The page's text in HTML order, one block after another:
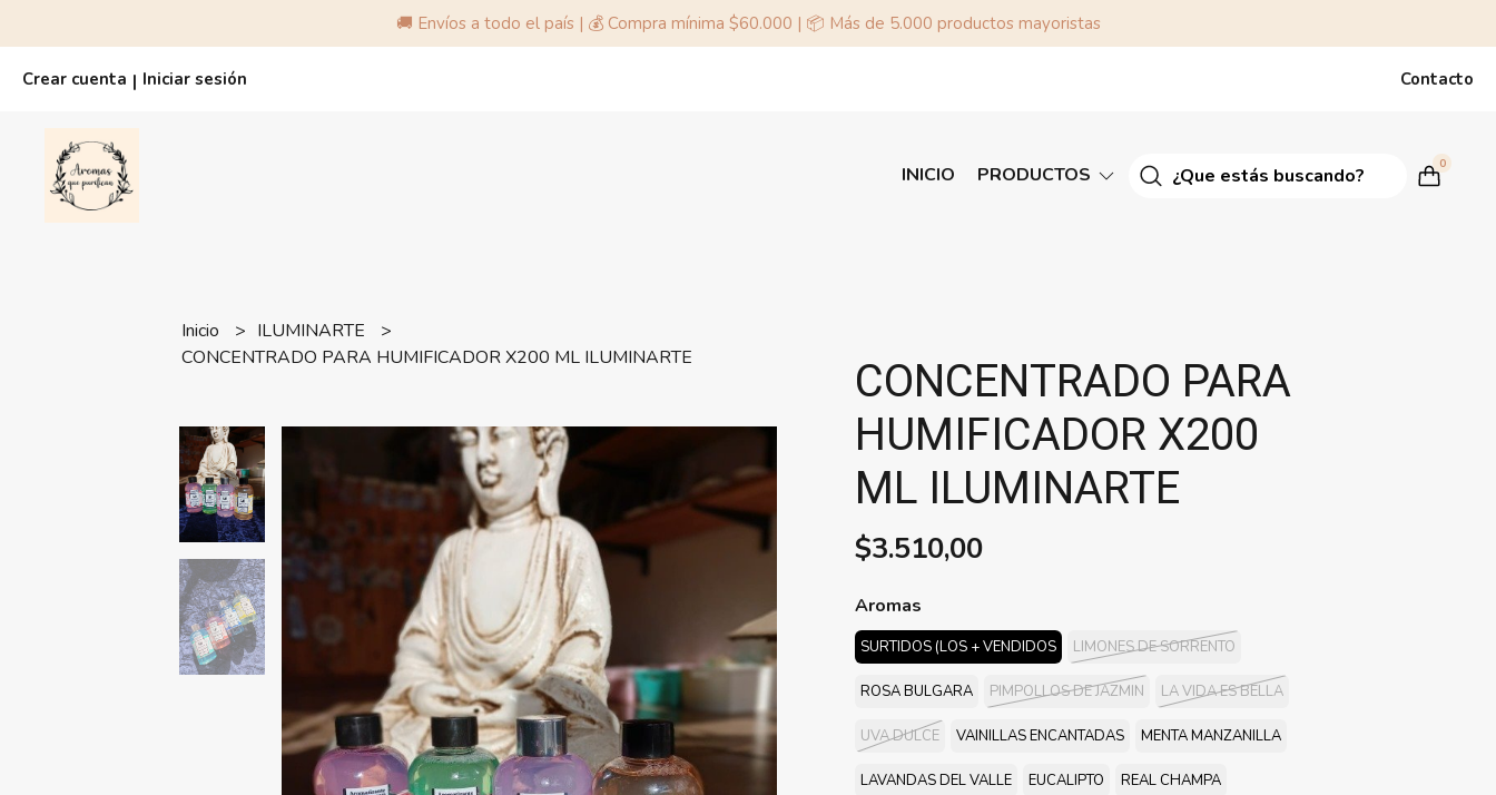
🚚 Envíos a todo el país | 💰 Compra mínima $60.000 | 📦 Más de 5.000 productos mayoristas
Crear cuenta | Iniciar sesión Contacto
INICIO PRODUCTOS 0
Inicio
ILUMINARTE
CONCENTRADO PARA HUMIFICADOR X200 ML ILUMINARTE
CONCENTRADO PARA
HUMIFICADOR X200
ML ILUMINARTE
$3.510,00
Aromas
SURTIDOS (LOS + VENDIDOS LIMONES DE SORRENTO
ROSA BULGARA PIMPOLLOS DE JAZMIN LA VIDA ES BELLA
UVA DULCE VAINILLAS ENCANTADAS MENTA MANZANILLA
LAVANDAS DEL VALLE EUCALIPTO REAL CHAMPA